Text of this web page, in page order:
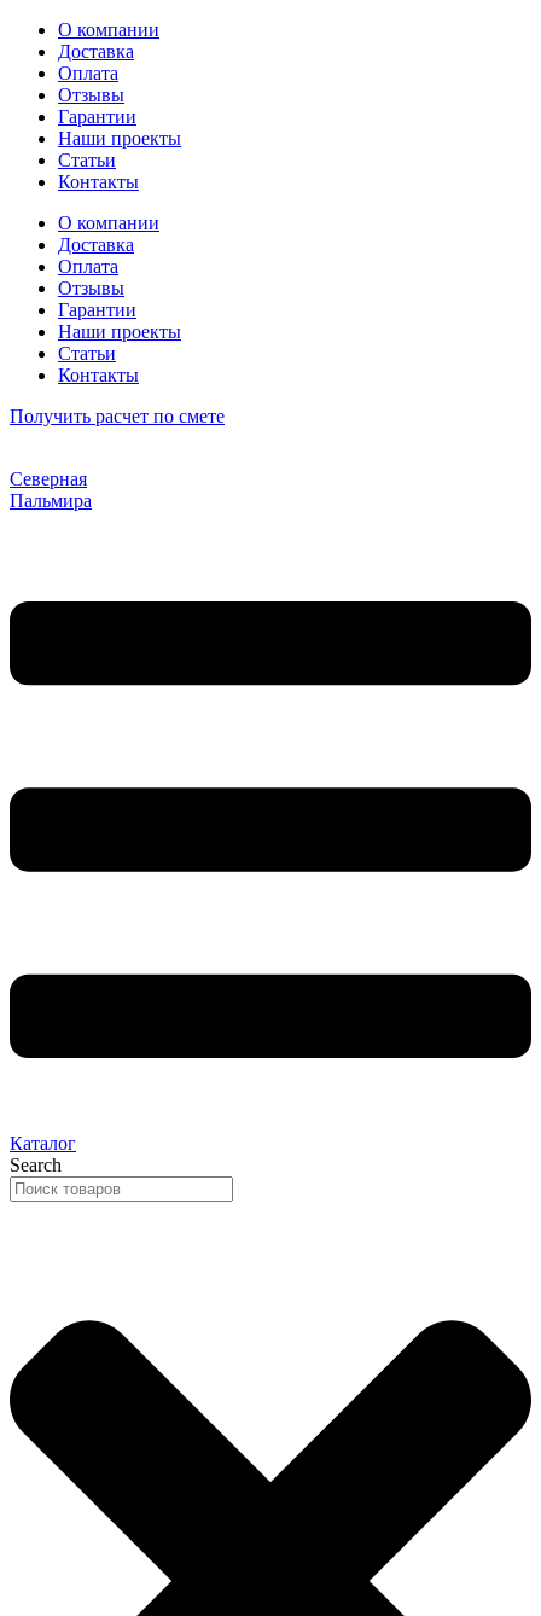
Перейти
содержимому
О компании
Доставка
Оплата
Отзывы
Гарантии
Наши проекты
Статьи
Контакты
О компании
Доставка
Оплата
Отзывы
Гарантии
Наши проекты
Статьи
Контакты
Получить расчет по смете
Северная
Пальмира
Каталог
Search